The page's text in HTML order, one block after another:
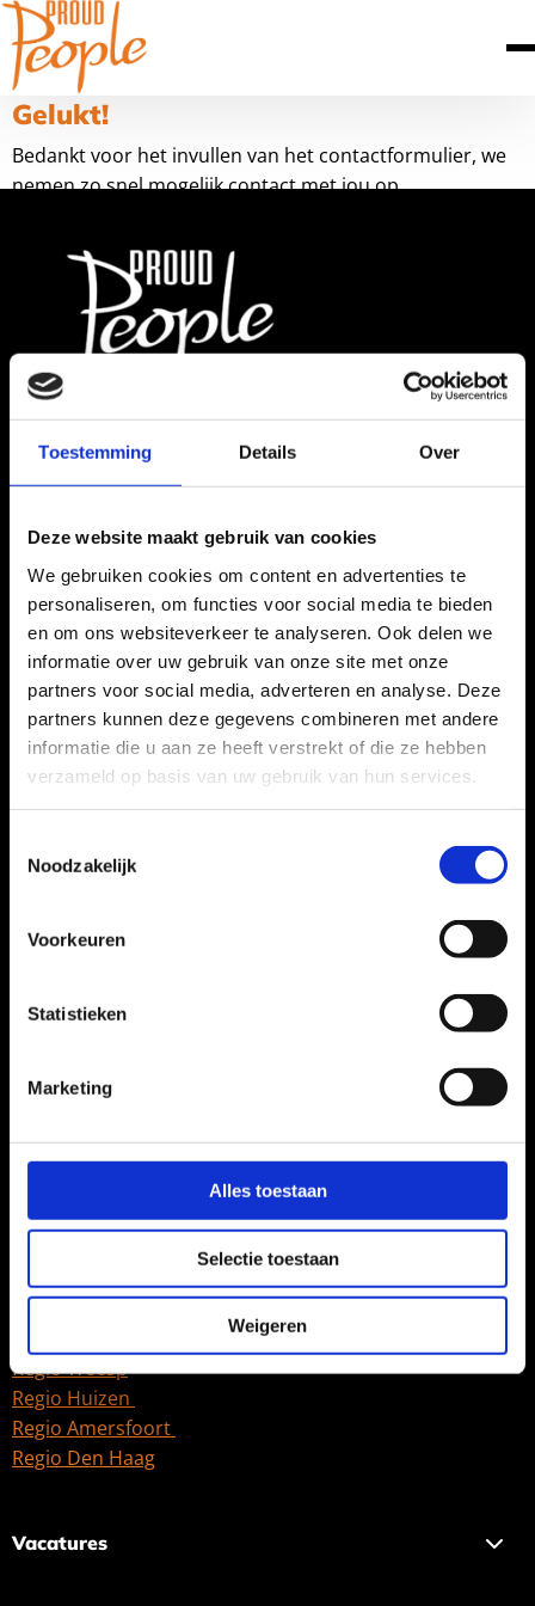
Toestemming Details Over
Deze website maakt gebruik van cookies
We gebruiken cookies om content en advertenties te
personaliseren, om functies voor social media te bieden
en om ons websiteverkeer te analyseren. Ook delen we
informatie over uw gebruik van onze site met onze
partners voor social media, adverteren en analyse. Deze
partners kunnen deze gegevens combineren met andere
informatie die u aan ze heeft verstrekt of die ze hebben
verzameld op basis van uw gebruik van hun services.
Noodzakelijk
Voorkeuren
Statistieken
Marketing
Alles toestaan
Selectie toestaan
Weigeren
Gelukt!
Bedankt voor het invullen van het contactformulier, we
nemen zo snel mogelijk contact met jou op.
Huizermaatweg 550c
1276 LM Huizen
Tel:035 – 528 83 66
Email:info@proudpeople.nl
KvK-nummer: 30253146
SNA-keurmerk
Regio’s
Regio ‘s-Hertogenbosch
Regio Veenendaal
Regio Amsterdam
Regio Lelystad
Regio Naarden
Regio Weesp
Regio Huizen
Regio Amersfoort
Regio Den Haag
Vacatures